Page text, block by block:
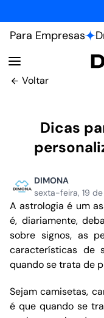
Para Empresas
Voltar
Dicas
DIMONA
sexta-feira, 19
A astrologia é um
é, diariamente,
sobre signos, as
características de
quando se trata de
Sejam camisetas,
é que quando se